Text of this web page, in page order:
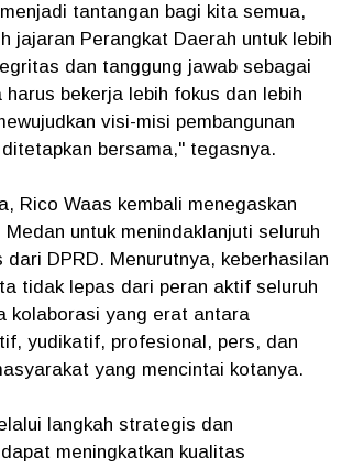
tantangan bagi kita semua,
jajaran Perangkat Daerah untuk lebih
dan tanggung jawab sebagai
bekerja lebih fokus dan lebih
visi-misi pembangunan
bersama," tegasnya.
Rico Waas kembali menegaskan
untuk menindaklanjuti seluruh
DPRD. Menurutnya, keberhasilan
tidak lepas dari peran aktif seluruh
kolaborasi yang erat antara
yudikatif, profesional, pers, dan
yang mencintai kotanya.
langkah strategis dan
meningkatkan kualitas